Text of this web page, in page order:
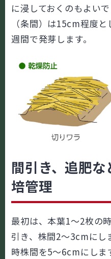
に浸しておくのもよい
（条間）は15cm程度
週間で発芽します。
間引き、追肥
培管理
最初は、本葉1～2枚の
引き、株間2～3cmにし
時株間を5～6cmにしま